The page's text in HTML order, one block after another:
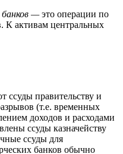
—это операции по
К активам центральных
ссуды правительству и
(т.е. временных
доходов и расходами
ссуды казначейству
ссуды для
банков обычно